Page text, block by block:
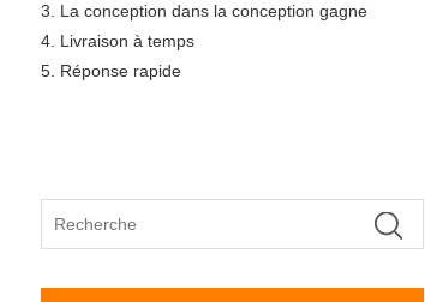
3. La conception dans la conception gagne
4. Livraison à temps
5. Réponse rapide